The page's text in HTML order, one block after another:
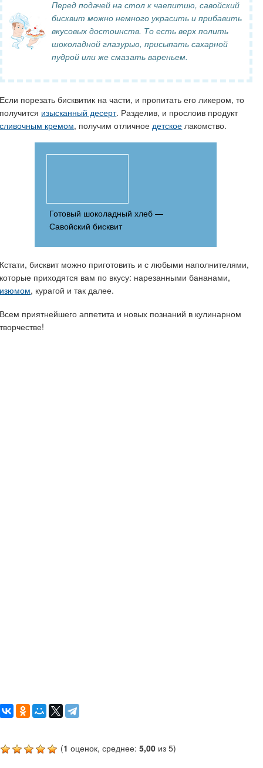
Перед подачей на стол к чаепитию, савойский
бисквит можно немного украсить и прибавить
вкусовых достоинств. То есть верх полить
шоколадной глазурью, присыпать сахарной
пудрой или же смазать вареньем.
Если порезать бисквитик на части, и пропитать его ликером, то
получится изысканный десерт. Разделив, и прослоив продукт
сливочным кремом, получим отличное детское лакомство.
Готовый шоколадный хлеб —
Савойский бисквит
Кстати, бисквит можно приготовить и с любыми наполнителями,
которые приходятся вам по вкусу: нарезанными бананами,
изюмом, курагой и так далее.
Всем приятнейшего аппетита и новых познаний в кулинарном
творчестве!
(1 оценок, среднее:5,00 из 5)